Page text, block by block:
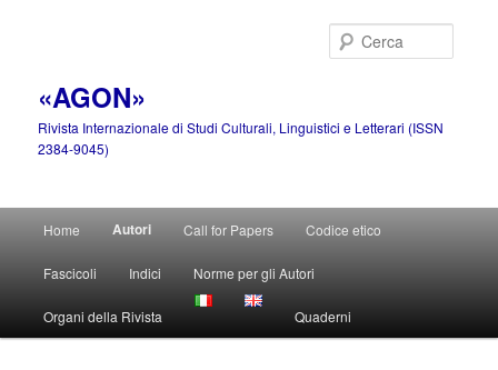
«AGON»
Rivista Internazionale di Studi Culturali, Linguistici e Letterari (ISSN
2384-9045)
principale
Home Autori Call for Papers Codice etico
Fascicoli Indici Norme per gli Autori
Organi della Rivista Quaderni